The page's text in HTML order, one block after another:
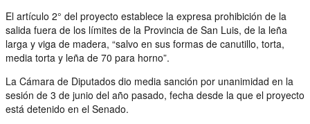
El artículo 2° del proyecto establece la expresa prohibición de la
salida fuera de los límites de la Provincia de San Luis, de la leña
larga y viga de madera, “salvo en sus formas de canutillo, torta,
media torta y leña de 70 para horno”.
La Cámara de Diputados dio media sanción por unanimidad en la
sesión de 3 de junio del año pasado, fecha desde la que el proyecto
está detenido en el Senado.